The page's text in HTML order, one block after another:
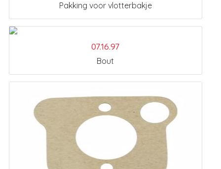
Pakking voor vlotterbakje
07.16.97
Bout